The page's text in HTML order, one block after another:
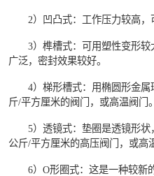
2）凹凸式：工作压力较高，
3）榫槽式：可用塑性变形较
广泛，密封效果较好。
4）梯形槽式：用椭圆形金属
斤/平方厘米的阀门，或高温阀门。
5）透镜式：垫圈是透镜形状
公斤/平方厘米的高压阀门，或高
6）O形圈式：这是一种较新